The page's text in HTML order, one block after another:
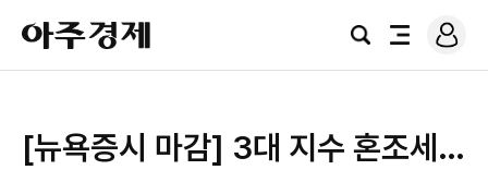
아
주
경
검
전
로
그
[뉴욕증시 마감] 3대 지수 혼조세…